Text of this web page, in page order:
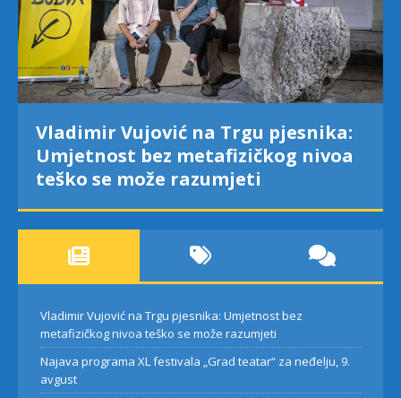
Vladimir Vujović na Trgu pjesnika:
Umjetnost bez metafizičkog nivoa
teško se može razumjeti
Vladimir Vujović na Trgu pjesnika: Umjetnost bez
metafizičkog nivoa teško se može razumjeti
Najava programa XL festivala „Grad teatar“ za neđelju, 9.
avgust